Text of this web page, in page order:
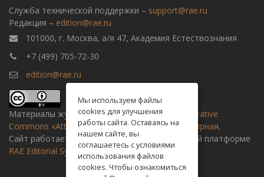
Служба технической поддержки – support@rae.ru
Редакция – edition@rae.ru
101000, г. Москва, а/я 47, Академия Естествознания
+7 (499) 705-72-30
edition@rae.ru
Материалы журнала доступны полицензии Creative
Commons «Attribution» («Атрибуция») 4.0 Всемирная.
Сайт работает на универсальной издательской платформе
RAE Editorial System
Мы используем файлы
cookies для улучшения
работы сайта. Оставаясь на
нашем сайте, вы
соглашаетесь с условиями
использования файлов
cookies. Чтобы ознакомиться